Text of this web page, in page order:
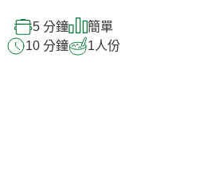
5 分鐘
簡單
10 分鐘
1人份